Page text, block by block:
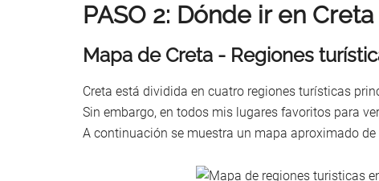
PASO 2: Dónde ir en
Mapa de Creta - Regiones
Creta está dividida en cuatro regiones turísticas
Sin embargo, en todos mis lugares favoritos para
A continuación se muestra un mapa aproximado